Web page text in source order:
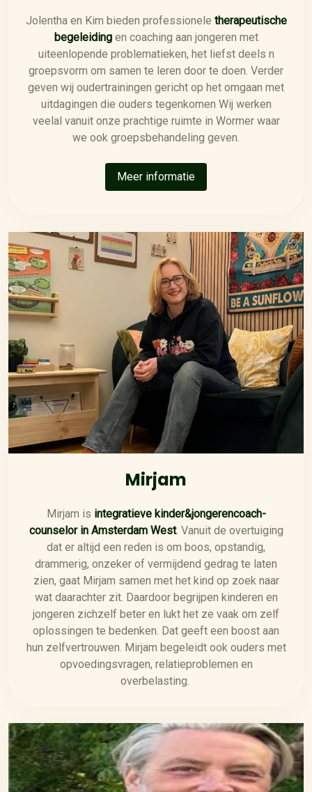
Jolentha en Kim bieden professionele therapeutische
begeleidingen coaching aan jongeren met
uiteenlopende problematieken, het liefst deels n
groepsvorm om samen te leren door te doen. Verder
geven wij oudertrainingen gericht op het omgaan met
uitdagingen die ouders tegenkomen Wij werken
veelal vanuit onze prachtige ruimte in Wormer waar
we ook groepsbehandeling geven.
Meer informatie
Mirjam
Mirjam is integratieve kinder&jongerencoach-
counselor in Amsterdam West. Vanuit de overtuiging
dat er altijd een reden is om boos, opstandig,
drammerig, onzeker of vermijdend gedrag te laten
zien, gaat Mirjam samen met het kind op zoek naar
wat daarachter zit. Daardoor begrijpen kinderen en
jongeren zichzelf beter en lukt het ze vaak om zelf
oplossingen te bedenken. Dat geeft een boost aan
hun zelfvertrouwen. Mirjam begeleidt ook ouders met
opvoedingsvragen, relatieproblemen en
overbelasting.